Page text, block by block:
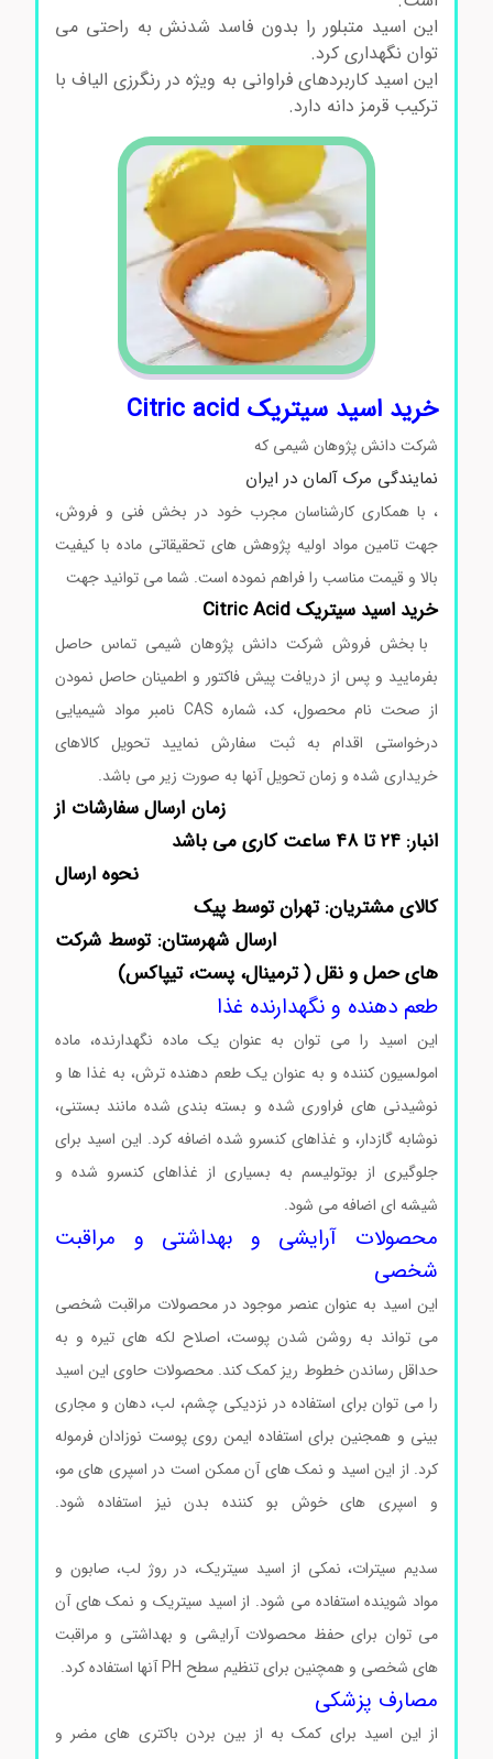
این اسید متبلور را بدون فاسد شدنش به راحتی می
توان نگهداری کرد.
این اسید کاربردهای فراوانی به ویژه در رنگرزی الیاف با
ترکیب قرمز دانه دارد.
خرید اسید سیتریک Citric acid
شرکت دانش پژوهان شیمی که
نمایندگی مرک آلمان در ایران
، با همکاری کارشناسان مجرب خود در بخش فنی و فروش،
جهت تامین مواد اولیه پژوهش های تحقیقاتی ماده با کیفیت
بالا و قیمت مناسب را فراهم نموده است. شما می توانید جهت
خرید اسید سیتریک Citric Acid
با بخش فروش شرکت دانش پژوهان شیمی تماس حاصل
بفرمایید و پس از دریافت پیش فاکتور و اطمینان حاصل نمودن
از صحت نام محصول، کد، شماره CAS نامبر مواد شیمیایی
درخواستی اقدام به ثبت سفارش نمایید تحویل کالاهای
خریداری شده و زمان تحویل آنها به صورت زیر می باشد.
زمان ارسال سفارشات از
انبار: ۲۴ تا ۴۸ ساعت کاری می باشد
نحوه ارسال
کالای مشتریان: تهران توسط پیک
ارسال شهرستان: توسط شرکت
های حمل و نقل ( ترمینال، پست، تیپاکس)
طعم دهنده و نگهدارنده غذا
این اسید را می توان به عنوان یک ماده نگهدارنده، ماده
امولسیون کننده و به عنوان یک طعم دهنده ترش، به غذا ها و
نوشیدنی های فراوری شده و بسته بندی شده مانند بستنی،
نوشابه گازدار، و غذاهای کنسرو شده اضافه کرد. این اسید برای
جلوگیری از بوتولیسم به بسیاری از غذاهای کنسرو شده و
شیشه ای اضافه می شود.
محصولات آرایشی و بهداشتی و مراقبت
شخصی
این اسید به عنوان عنصر موجود در محصولات مراقبت شخصی
می تواند به روشن شدن پوست، اصلاح لکه های تیره و به
حداقل رساندن خطوط ریز کمک کند. محصولات حاوی این اسید
را می توان برای استفاده در نزدیکی چشم، لب، دهان و مجاری
بینی و همجنین برای استفاده ایمن روی پوست نوزادان فرموله
کرد. از این اسید و نمک های آن ممکن است در اسپری های مو،
و اسپری های خوش بو کننده بدن نیز استفاده شود.
سدیم سیترات، نمکی از اسید سیتریک، در روژ لب، صابون و
مواد شوینده استفاده می شود. از اسید سیتریک و نمک های آن
می توان برای حفظ محصولات آرایشی و بهداشتی و مراقبت
های شخصی و همچنین برای تنظیم سطح PH آنها استفاده کرد.
مصارف پزشکی
از این اسید برای کمک به از بین بردن باکتری های مضر و